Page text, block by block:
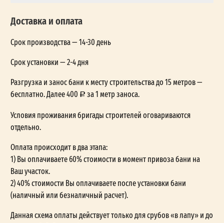
Доставка и оплата
Срок производства — 14-30 день
Срок установки — 2-4 дня
Разгрузка и занос бани к месту строительства до 15 метров —
бесплатно. Далее 400
за 1 метр заноса.
Условия проживания бригады строителей оговариваются
отдельно.
Оплата происходит в два этапа:
1) Вы оплачиваете 60% стоимости в момент привоза бани на
Ваш участок.
2) 40% стоимости Вы оплачиваете после установки бани
(наличный или безналичный расчет).
Данная схема оплаты действует только для срубов «в лапу» и до